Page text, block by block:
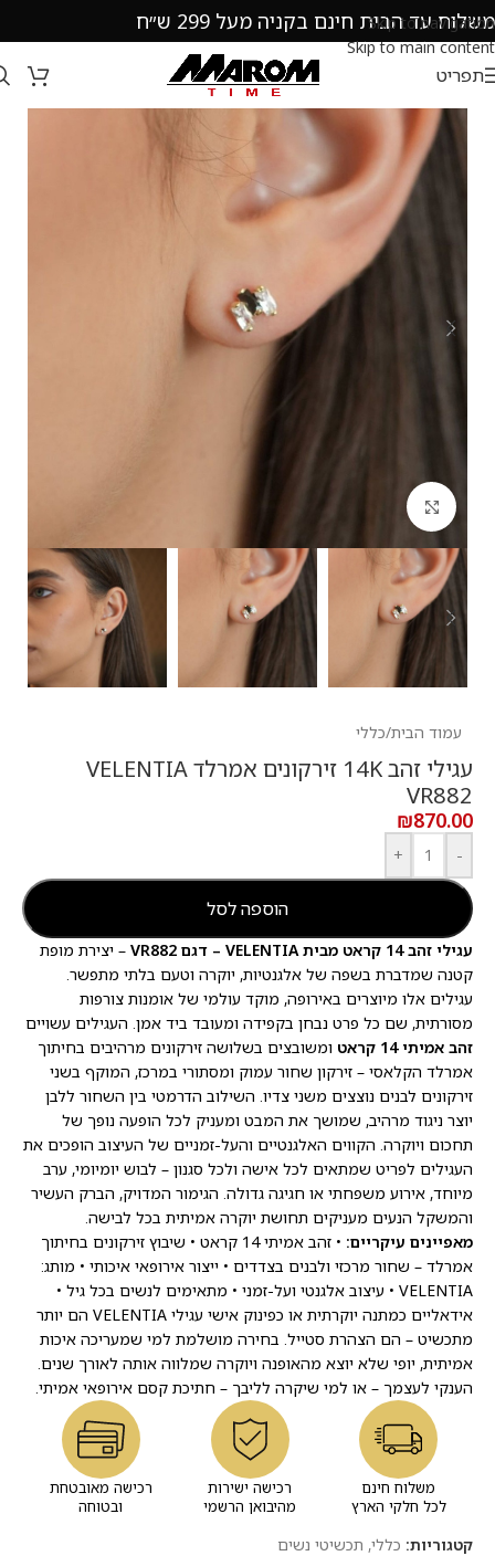
Skip to navigation
Skip to main content
משלוח עד הבית חינם בקניה מעל 299 ש״ח
תפריט
עמוד הבית/כללי
עגילי זהב 14K זירקונים אמרלד VELENTIA
VR882
₪870.00
-
+
הוספה לסל
עגילי זהב 14 קראט מבית VELENTIA – דגם VR882
– יצירת מופת
קטנה שמדברת בשפה של אלגנטיות, יוקרה וטעם בלתי מתפשר.
עגילים אלו מיוצרים באירופה, מוקד עולמי של אומנות צורפות
מסורתית, שם כל פרט נבחן בקפידה ומעובד ביד אמן. העגילים עשויים
זהב אמיתי 14 קראט
ומשובצים בשלושה זירקונים מרהיבים בחיתוך
אמרלד הקלאסי – זירקון שחור עמוק ומסתורי במרכז, המוקף בשני
זירקונים לבנים נוצצים משני צדיו. השילוב הדרמטי בין השחור ללבן
יוצר ניגוד מרהיב, שמושך את המבט ומעניק לכל הופעה נופך של
תחכום ויוקרה. הקווים האלגנטיים והעל-זמניים של העיצוב הופכים את
העגילים לפריט שמתאים לכל אישה ולכל סגנון – לבוש יומיומי, ערב
מיוחד, אירוע משפחתי או חגיגה גדולה. הגימור המדויק, הברק העשיר
והמשקל הנעים מעניקים תחושת יוקרה אמיתית בכל לבישה.
מאפיינים עיקריים:
• זהב אמיתי 14 קראט • שיבוץ זירקונים בחיתוך
אמרלד – שחור מרכזי ולבנים בצדדים • ייצור אירופאי איכותי • מותג:
VELENTIA • עיצוב אלגנטי ועל-זמני • מתאימים לנשים בכל גיל •
אידאליים כמתנה יוקרתית או כפינוק אישי עגילי VELENTIA הם יותר
מתכשיט – הם הצהרת סטייל. בחירה מושלמת למי שמעריכה איכות
אמיתית, יופי שלא יוצא מהאופנה ויוקרה שמלווה אותה לאורך שנים.
הענקי לעצמך – או למי שיקרה לליבך – חתיכת קסם אירופאי אמיתי.
משלוח חינם
לכל חלקי הארץ
רכישה ישירות
מהיבואן הרשמי
רכישה מאובטחת
ובטוחה
קטגוריות: כללי, תכשיטי נשים
לחץ להגדלה